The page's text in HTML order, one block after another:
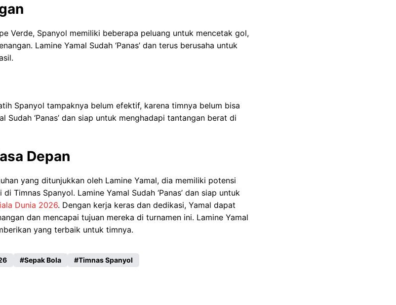
Verde, Spanyol memiliki beberapa peluang untuk mencetak gol,
Lamine Yamal Sudah ‘Panas’ dan terus berusaha untuk
Spanyol tampaknya belum efektif, karena timnya belum bisa
Sudah ‘Panas’ dan siap untuk menghadapi tantangan berat di
Depan
yang ditunjukkan oleh Lamine Yamal, dia memiliki potensi
Timnas Spanyol. Lamine Yamal Sudah ‘Panas’ dan siap untuk
Dunia 2026. Dengan kerja keras dan dedikasi, Yamal dapat
dan mencapai tujuan mereka di turnamen ini. Lamine Yamal
yang terbaik untuk timnya.
Sepak Bola Timnas Spanyol